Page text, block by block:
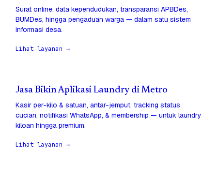
Surat online, data kependudukan, transparansi APBDes,
BUMDes, hingga pengaduan warga — dalam satu sistem
informasi desa.
Lihat layanan →
Jasa Bikin Aplikasi Laundry di Metro
Kasir per-kilo & satuan, antar-jemput, tracking status
cucian, notifikasi WhatsApp, & membership — untuk laundry
kiloan hingga premium.
Lihat layanan →